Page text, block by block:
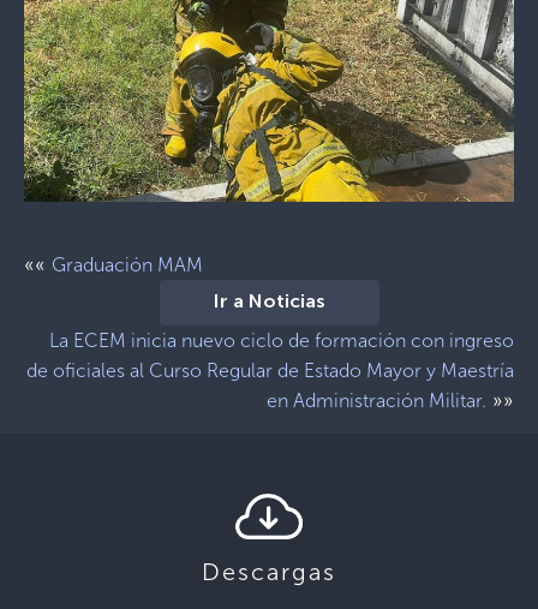
«« Graduación MAM
Ir a Noticias
La ECEM inicia nuevo ciclo de formación con ingreso
de oficiales al Curso Regular de Estado Mayor y Maestría
en Administración Militar. »»
Descargas